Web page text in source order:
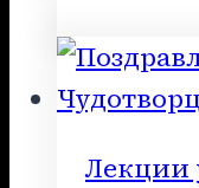
Лекции